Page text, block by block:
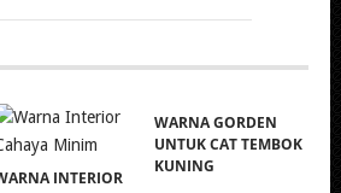
INTERIOR
WARNA GORDEN
UNTUK CAT TEMBOK
KUNING